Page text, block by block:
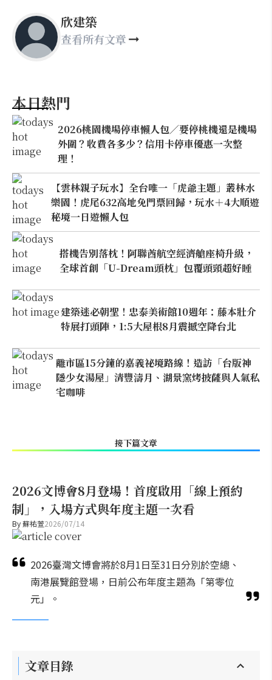
欣建築
查看所有文章
本日熱門
2026桃園機場停車懶人包／要停桃機還是機場
外圍？收費各多少？信用卡停車優惠一次整
理！
【雲林親子玩水】全台唯一「虎爺主題」叢林水
樂園！虎尾632高地免門票回歸，玩水＋4大順遊
秘境一日遊懶人包
搭機告別落枕！阿聯酋航空經濟艙座椅升級，
全球首創「U-Dream頭枕」包覆頭頸超好睡
建築迷必朝聖！忠泰美術館10週年：藤本壯介
特展打頭陣，1:5大屋根8月震撼空降台北
離市區15分鐘的嘉義祕境路線！造訪「台版神
隱少女湯屋」清豐濤月、湖景窯烤披薩與人氣私
宅咖啡
接下篇文章
2026文博會8月登場！首度啟用「線上預約
制」，入場方式與年度主題一次看
By蘇祐萱2026/07/14
2026臺灣文博會將於8月1日至31日分別於空總、
南港展覽館登場，日前公布年度主題為「第零位
元」。
文章目錄